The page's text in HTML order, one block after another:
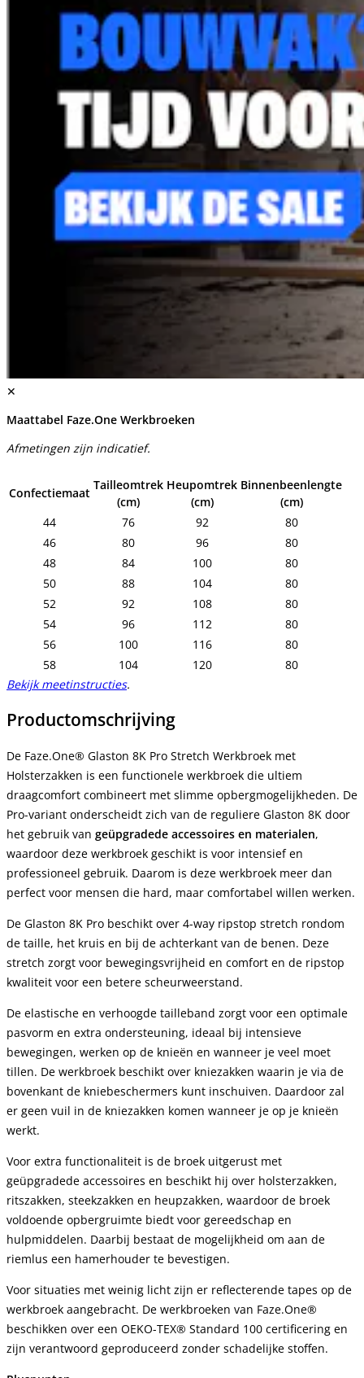
✕
Maattabel Faze.One Werkbroeken
Afmetingen zijn indicatief.
Confectiemaat
Tailleomtrek
(cm)
Heupomtrek
(cm)
Binnenbeenlengte
(cm)
44
76 92
80
46
80 96
80
48
84 100
80
50
88 104
80
52
92 108
80
54
96 112
80
56
100 116
80
58
104 120
80
Bekijk meetinstructies.
Productomschrijving
De Faze.One® Glaston 8K Pro Stretch Werkbroek met
Holsterzakken is een functionele werkbroek die ultiem
draagcomfort combineert met slimme opbergmogelijkheden. De
Pro-variant onderscheidt zich van de reguliere Glaston 8K door
het gebruik van geüpgradede accessoires en materialen,
waardoor deze werkbroek geschikt is voor intensief en
professioneel gebruik. Daarom is deze werkbroek meer dan
perfect voor mensen die hard, maar comfortabel willen werken.
De Glaston 8K Pro beschikt over 4-way ripstop stretch rondom
de taille, het kruis en bij de achterkant van de benen. Deze
stretch zorgt voor bewegingsvrijheid en comfort en de ripstop
kwaliteit voor een betere scheurweerstand.
De elastische en verhoogde tailleband zorgt voor een optimale
pasvorm en extra ondersteuning, ideaal bij intensieve
bewegingen, werken op de knieën en wanneer je veel moet
tillen. De werkbroek beschikt over kniezakken waarin je via de
bovenkant de kniebeschermers kunt inschuiven. Daardoor zal
er geen vuil in de kniezakken komen wanneer je op je knieën
werkt.
Voor extra functionaliteit is de broek uitgerust met
geüpgradede accessoires en beschikt hij over holsterzakken,
ritszakken, steekzakken en heupzakken, waardoor de broek
voldoende opbergruimte biedt voor gereedschap en
hulpmiddelen. Daarbij bestaat de mogelijkheid om aan de
riemlus een hamerhouder te bevestigen.
Voor situaties met weinig licht zijn er reflecterende tapes op de
werkbroek aangebracht. De werkbroeken van Faze.One®
beschikken over een OEKO-TEX® Standard 100 certificering en
zijn verantwoord geproduceerd zonder schadelijke stoffen.